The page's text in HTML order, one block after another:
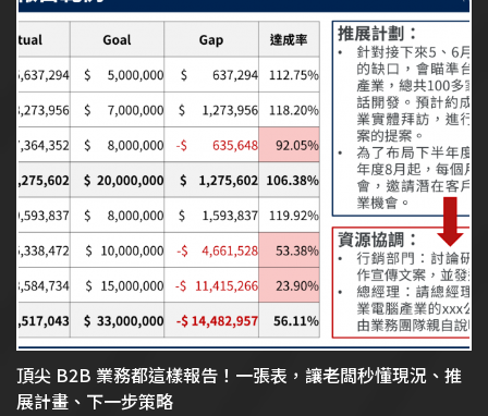
頂尖 B2B 業務都這樣報告！一張表，讓老闆秒懂現況、推
展計畫、下一步策略